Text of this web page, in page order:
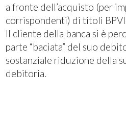
a fronte dell’acquisto (per
corrispondenti) di titoli
Il cliente della banca si è
parte “baciata” del suo
sostanziale riduzione della
debitoria.